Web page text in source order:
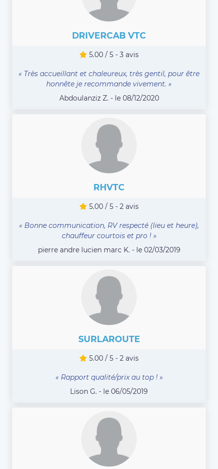
DRIVERCAB VTC
5.00 / 5 - 3 avis
« Très accueillant et chaleureux, très gentil, pour être
honnête je recommande vivement. »
Abdoulanziz Z. - le 08/12/2020
RHVTC
5.00 / 5 - 2 avis
« Bonne communication, RV respecté (lieu et heure),
chauffeur courtois et pro ! »
pierre andre lucien marc K. - le 02/03/2019
SURLAROUTE
5.00 / 5 - 2 avis
« Rapport qualité/prix au top ! »
Lison G. - le 06/05/2019